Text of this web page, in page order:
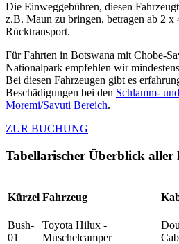
Die Einweggebühren, diesen
z.B. Maun zu bringen, betragen ab 2
Rücktransport.
Für Fahrten in Botswana mit Chobe-
Nationalpark empfehlen wir
Bei diesen Fahrzeugen gibt es
Beschädigungen bei den Schlamm-
Moremi/Savuti Bereich.
ZUR BUCHUNG
Tabellarischer Überblick aller
Kürzel Fahrzeug
Bush-
01
Toyota Hilux -
Muschelcamper
Cab